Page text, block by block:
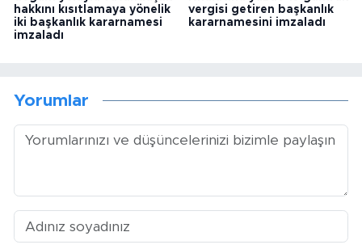
hakkını kısıtlamaya yönelik
iki başkanlık kararnamesi
imzaladı
vergisi getiren başkanlık
kararnamesini imzaladı
Yorumlar